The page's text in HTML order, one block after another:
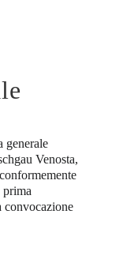
generale
Venosta,
prima
convocazione